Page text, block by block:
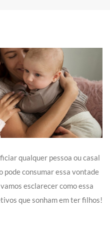
qualquer pessoa ou casal
pode consumar essa vontade
esclarecer como essa
que sonham em ter filhos!